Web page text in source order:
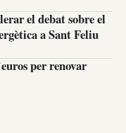
el debat sobre el
a Sant Feliu
per renovar